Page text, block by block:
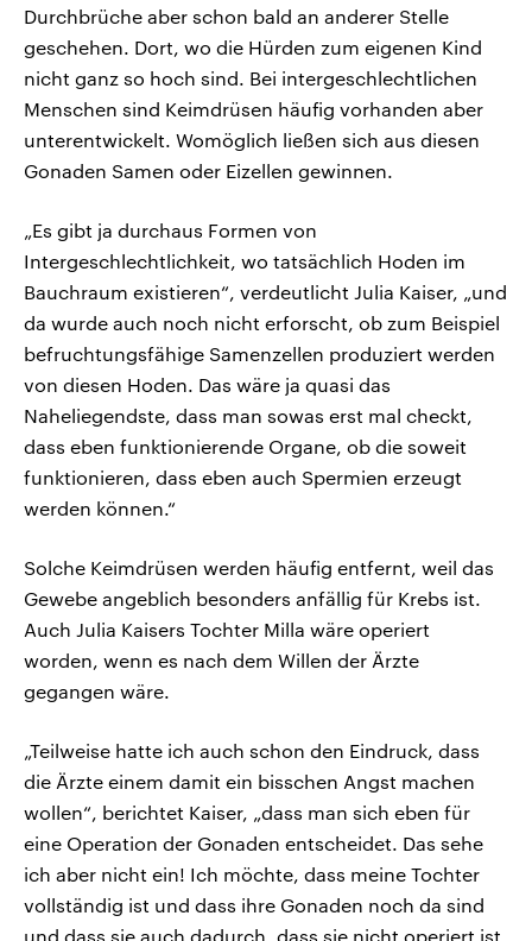
Durchbrüche aber schon bald an anderer Stelle
geschehen. Dort, wo die Hürden zum eigenen Kind
nicht ganz so hoch sind. Bei intergeschlechtlichen
Menschen sind Keimdrüsen häufig vorhanden aber
unterentwickelt. Womöglich ließen sich aus diesen
Gonaden Samen oder Eizellen gewinnen.
„Es gibt ja durchaus Formen von
Intergeschlechtlichkeit, wo tatsächlich Hoden im
Bauchraum existieren“, verdeutlicht Julia Kaiser, „und
da wurde auch noch nicht erforscht, ob zum Beispiel
befruchtungsfähige Samenzellen produziert werden
von diesen Hoden. Das wäre ja quasi das
Naheliegendste, dass man sowas erst mal checkt,
dass eben funktionierende Organe, ob die soweit
funktionieren, dass eben auch Spermien erzeugt
werden können.“
Solche Keimdrüsen werden häufig entfernt, weil das
Gewebe angeblich besonders anfällig für Krebs ist.
Auch Julia Kaisers Tochter Milla wäre operiert
worden, wenn es nach dem Willen der Ärzte
gegangen wäre.
„Teilweise hatte ich auch schon den Eindruck, dass
die Ärzte einem damit ein bisschen Angst machen
wollen“, berichtet Kaiser, „dass man sich eben für
eine Operation der Gonaden entscheidet. Das sehe
ich aber nicht ein! Ich möchte, dass meine Tochter
vollständig ist und dass ihre Gonaden noch da sind
und dass sie auch dadurch, dass sie nicht operiert ist,